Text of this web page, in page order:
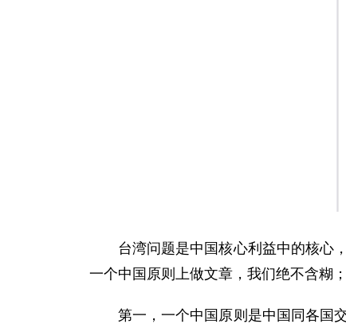
台湾问题是中国核心利益中的核心
一个中国原则上做文章，我们绝不含糊
第一，一个中国原则是中国同各国